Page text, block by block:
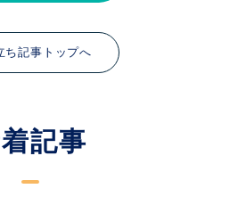
ち記事トップへ
記事